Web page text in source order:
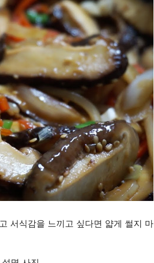
서식감을 느끼고 싶다면 얇게 썰지 마